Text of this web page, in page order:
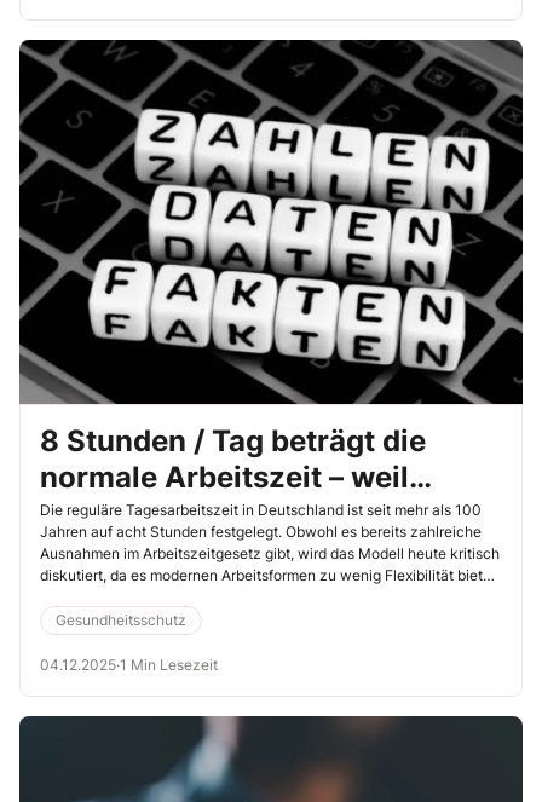
8 Stunden / Tag beträgt die
normale Arbeitszeit – weil
Menschen keine Maschinen sind
Die reguläre Tagesarbeitszeit in Deutschland ist seit mehr als 100
Jahren auf acht Stunden festgelegt. Obwohl es bereits zahlreiche
Ausnahmen im Arbeitszeitgesetz gibt, wird das Modell heute kritisch
diskutiert, da es modernen Arbeitsformen zu wenig Flexibilität biete.
wurde.
Gesundheitsschutz
04.12.2025·1 Min Lesezeit